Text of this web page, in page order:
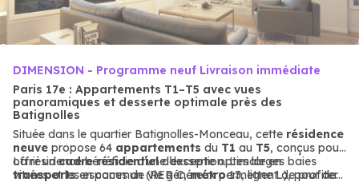
DIMENSION - Programme neuf Livraison immédiate
Paris 17e : Appartements T1–T5 avec vues
panoramiques et desserte optimale près des
Batignolles
Située dans le quartier Batignolles-Monceau, cette résidence
neuve propose 64 appartements du T1 au T5, conçus pour
offrir uncadre résidentield’exception. Les larges baies
vitrées et les espaces de vie généreux permettent de profiter
La résidence bénéficie d’une desserte optimale en
transportsen commun (RER C,métro13, ligne L), pour des